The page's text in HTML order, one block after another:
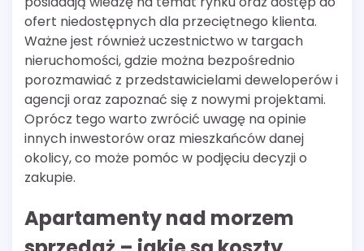
ofert niedostępnych dla przeciętnego klienta.
Ważne jest również uczestnictwo w targach
nieruchomości, gdzie można bezpośrednio
porozmawiać z przedstawicielami deweloperów i
agencji oraz zapoznać się z nowymi projektami.
Oprócz tego warto zwrócić uwagę na opinie
innych inwestorów oraz mieszkańców danej
okolicy, co może pomóc w podjęciu decyzji o
zakupie.
Apartamenty nad morzem